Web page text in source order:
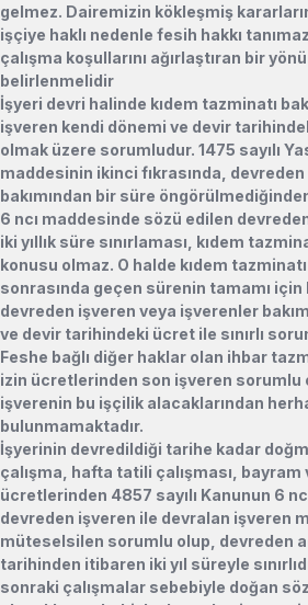
gelmez. Dairemizin kökleşmiş
işçiye haklı nedenle fesih hakkı
çalışma koşullarını ağırlaştıran bir
belirlenmelidir
İşyeri devri halinde kıdem tazminatı
işveren kendi dönemi ve devir
olmak üzere sorumludur. 1475 sayılı
maddesinin ikinci fıkrasında,
bakımından bir süre
6 ncı maddesinde sözü edilen
iki yıllık süre sınırlaması, kıdem
konusu olmaz. O halde kıdem
sonrasında geçen sürenin tamamı
devreden işveren veya işverenler
ve devir tarihindeki ücret ile sınırlı
Feshe bağlı diğer haklar olan ihbar
izin ücretlerinden son işveren sorumlu
işverenin bu işçilik alacaklarından
bulunmamaktadır.
İşyerinin devredildiği tarihe kadar
çalışma, hafta tatili çalışması,
ücretlerinden 4857 sayılı Kanunun 6
devreden işveren ile devralan işveren
müteselsilen sorumlu olup, devreden
tarihinden itibaren iki yıl süreyle
sonraki çalışmalar sebebiyle doğan